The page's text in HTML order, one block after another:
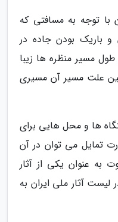
با توجه به مسافتی که
و باریک بودن جاده در
مسیر منظره ها زیبا
علت مسیر آن مسیری
ها و محل هایی برای
تمایل می توان در آن
به عنوان یکی از آثار
تاریخ ایران در سال 1381 در لیست آثار ملی ایران به